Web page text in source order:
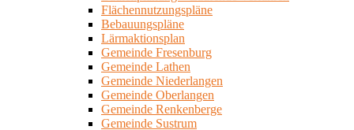
Flächennutzungspläne
Bebauungspläne
Lärmaktionsplan
Gemeinde Fresenburg
Gemeinde Lathen
Gemeinde Niederlangen
Gemeinde Oberlangen
Gemeinde Renkenberge
Gemeinde Sustrum